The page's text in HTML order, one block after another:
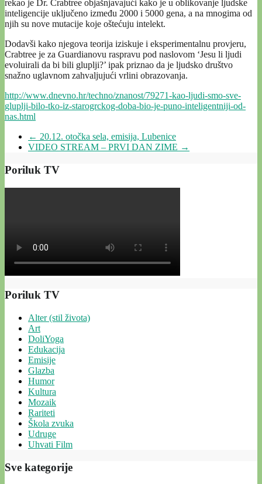
rekao je Dr. Crabtree objašnjavajući kako je u oblikovanje ljudske
inteligencije uključeno između 2000 i 5000 gena, a na mnogima od
njih su nove mutacije koje oštećuju intelekt.
Dodavši kako njegova teorija iziskuje i eksperimentalnu provjeru,
Crabtree je za Guardianovu raspravu pod naslovom ‘Jesu li ljudi
evoluirali da bi bili gluplji?’ ipak priznao da je ljudsko društvo
snažno uglavnom zahvaljujući vrlini obrazovanja.
http://www.dnevno.hr/techno/znanost/79271-kao-ljudi-smo-sve-
gluplji-bilo-tko-iz-starogrckog-doba-bio-je-puno-inteligentniji-od-
nas.html
← 20.12. otočka sela, emisija, Lubenice
VIDEO STREAM – PRVI DAN ZIME →
Poriluk TV
Poriluk TV
Alter (stil života)
Art
DoliYoga
Edukacija
Emisije
Glazba
Humor
Kultura
Mozaik
Rariteti
Škola zvuka
Udruge
Uhvati Film
Sve kategorije